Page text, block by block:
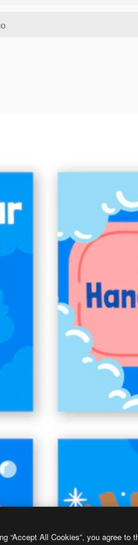
“Accept All Cookies”, you agree